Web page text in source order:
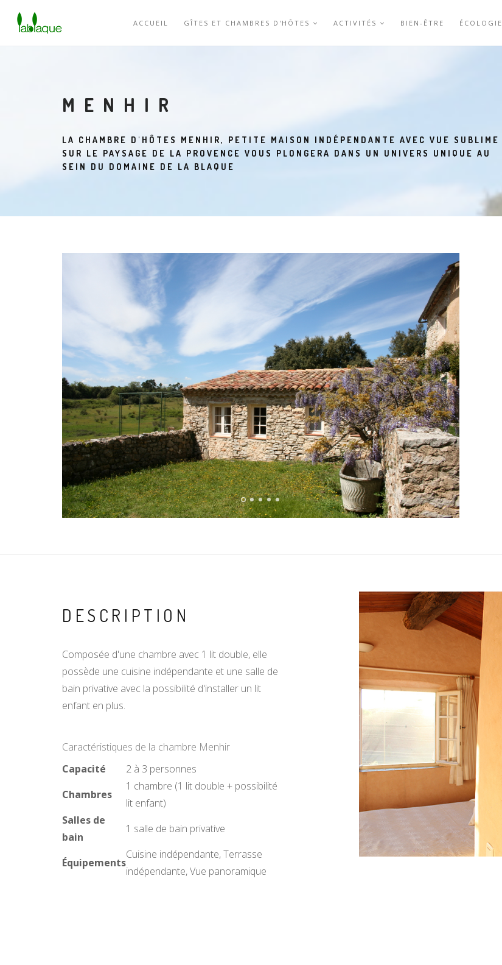
ACCUEIL GÎTES ET CHAMBRES D'HÔTES ACTIVITÉS BIEN-ÊTRE ÉCOLOGIE
MENHIR
LA CHAMBRE D'HÔTES MENHIR, PETITE MAISON INDÉPENDANTE AVEC VUE SUBLIME
SUR LE PAYSAGE DE LA PROVENCE VOUS PLONGERA DANS UN UNIVERS UNIQUE AU
SEIN DU DOMAINE DE LA BLAQUE
DESCRIPTION
Composée d'une chambre avec 1 lit double, elle
possède une cuisine indépendante et une salle de
bain privative avec la possibilité d'installer un lit
enfant en plus.
Caractéristiques de la chambre Menhir
Capacité
2 à 3 personnes
Chambres
1 chambre (1 lit double + possibilité
lit enfant)
Salles de
bain
1 salle de bain privative
Équipements
Cuisine indépendante, Terrasse
indépendante, Vue panoramique